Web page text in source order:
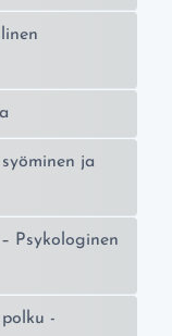
ja
Psykologinen
-